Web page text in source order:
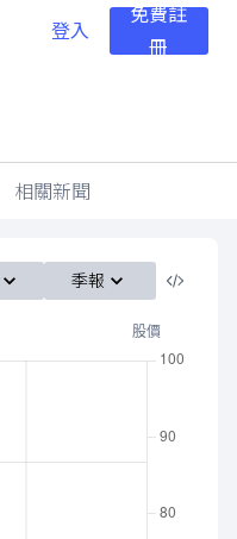
登入
免費註
冊
相關新聞
季報